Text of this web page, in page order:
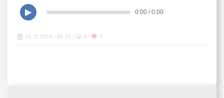
▶
0:00 / 0:00
14.12.2014 13 0 0